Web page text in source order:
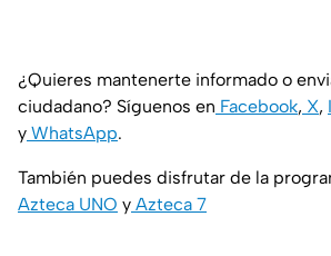
¿Quieres mantenerte informado o
ciudadano? Síguenos en Facebook, X,
y WhatsApp.
También puedes disfrutar de la
Azteca UNO y Azteca 7